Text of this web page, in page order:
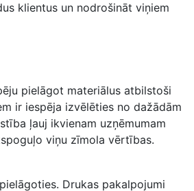
klientus un nodrošināt viņiem
pielāgot materiālus atbilstoši
⁤ir iespēja izvēlēties no dažādām⁢
ļauj ikvienam ⁢uzņēmumam
viņu zīmola vērtības.
Drukas ​pakalpojumi